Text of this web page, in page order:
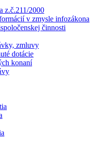
z.č.211/2000
v zmysle infozákona
činnosti
zmluvy
dotácie
konaní